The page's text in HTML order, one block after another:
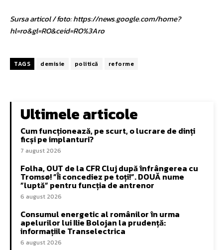
Sursa articol / foto: https://news.google.com/home?
hl=ro&gl=RO&ceid=RO%3Aro
TAGS demisie politică reforme
Ultimele articole
Cum funcționează, pe scurt, o lucrare de dinți
ficși pe implanturi?
7 august 2026
Folha, OUT de la CFR Cluj după înfrângerea cu
Tromsø! ”Îi concediez pe toți!”. DOUĂ nume
”luptă” pentru funcția de antrenor
6 august 2026
Consumul energetic al românilor în urma
apelurilor lui Ilie Bolojan la prudență:
informațiile Transelectrica
6 august 2026